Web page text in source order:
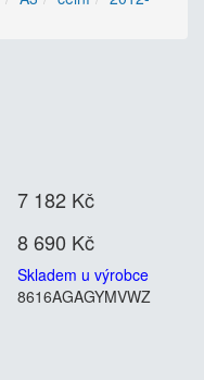
7 182 Kč
8 690 Kč
Skladem u výrobce
8616AGAGYMVWZ